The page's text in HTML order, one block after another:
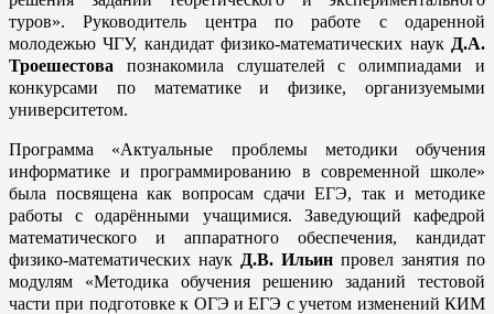
туров». Руководитель центра по работе с одаренной
молодежью ЧГУ, кандидат физико-математических наук Д.А.
Троешестова познакомила слушателей с олимпиадами и
конкурсами по математике и физике, организуемыми
университетом.
Программа «Актуальные проблемы методики обучения
информатике и программированию в современной школе»
была посвящена как вопросам сдачи ЕГЭ, так и методике
работы с одарёнными учащимися. Заведующий кафедрой
математического и аппаратного обеспечения, кандидат
физико-математических наук Д.В. Ильин провел занятия по
модулям «Методика обучения решению заданий тестовой
части при подготовке к ОГЭ и ЕГЭ с учетом изменений КИМ